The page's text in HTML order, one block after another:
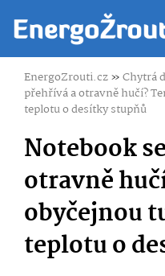
EnergoZrouti.cz»Chytrá
přehřívá a otravně hučí?
teplotu o desítky stupňů
Notebook
otravně
obyčejnou
teplotu o